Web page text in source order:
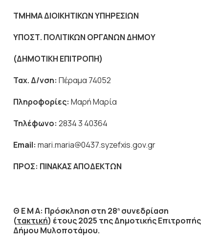
ΤΜΗΜΑ ΔΙΟΙΚΗΤΙΚΩΝ ΥΠΗΡΕΣΙΩΝ
ΥΠΟΣΤ. ΠΟΛΙΤΙΚΩΝ ΟΡΓΑΝΩΝ ΔΗΜΟΥ
(ΔΗΜΟΤΙΚΗ ΕΠΙΤΡΟΠΗ)
Ταχ. Δ/νση: Πέραμα 74052
Πληροφορίες: Μαρή Μαρία
Τηλέφωνο: 2834 3 40364
Email: mari.maria@0437.syzefxis.gov.gr
ΠΡΟΣ: ΠΙΝΑΚΑΣ ΑΠΟΔΕΚΤΩΝ
Θ Ε Μ Α: Πρόσκληση στη 28ησυνεδρίαση
(τακτική) έτους 2025 της Δημοτικής Επιτροπής
Δήμου Μυλοποτάμου.